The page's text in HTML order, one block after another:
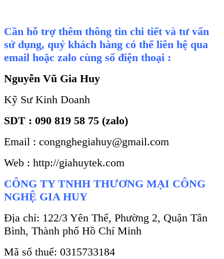
Cần hỗ trợ thêm thông tin chi tiết và tư vấn
sử dụng, quý khách hàng có thể liên hệ qua
email hoặc zalo cùng số điện thoại :
Nguyễn Vũ Gia Huy
Kỹ Sư Kinh Doanh
SDT : 090 819 58 75 (zalo)
Email : congnghegiahuy@gmail.com
Web : http://giahuytek.com
CÔNG TY TNHH THƯƠNG MẠI CÔNG
NGHỆ GIA HUY
Địa chỉ: 122/3 Yên Thế, Phường 2, Quận Tân
Bình, Thành phố Hồ Chí Minh
Mã số thuế: 0315733184